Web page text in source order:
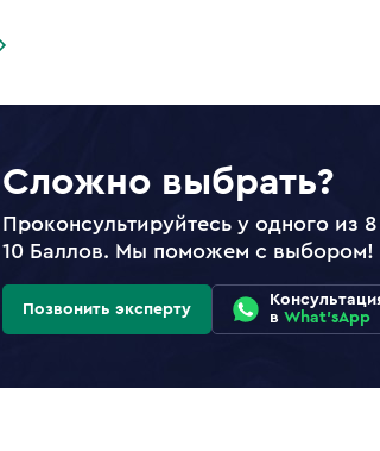
Сложно выбрать?
Проконсультируйтесь у одного из
10 Баллов. Мы поможем с выбором!
Позвонить эксперту
в What'sApp